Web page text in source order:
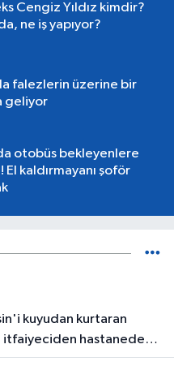
Cengiz Yıldız kimdir?
ne iş yapıyor?
falezlerin üzerine bir
geliyor
otobüs bekleyenlere
El kaldırmayanı şoför
itfaiyeciden hastanede